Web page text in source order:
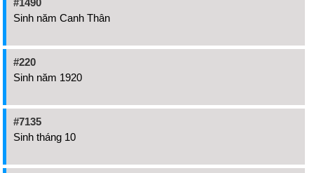
Sinh năm Canh Thân
#220
Sinh năm 1920
#7135
Sinh tháng 10